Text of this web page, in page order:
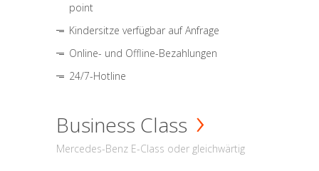
point
Kindersitze verfügbar auf Anfrage
Online- und Offline-Bezahlungen
24/7-Hotline
Business Class
Mercedes-Benz E-Class oder gleichwärtig